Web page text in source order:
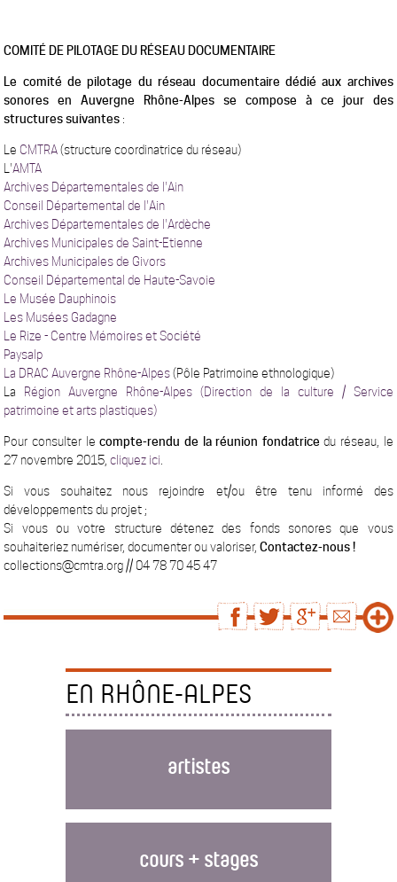
COMITÉ DE PILOTAGE DU RÉSEAU DOCUMENTAIRE
Le comité de pilotage du réseau documentaire dédié aux archives
sonores en Auvergne Rhône-Alpes se compose à ce jour des
structures suivantes :
LeCMTRA(structure coordinatrice du réseau)
L'AMTA
Archives Départementales de l'Ain
Conseil Départemental de l'Ain
Archives Départementales de l'Ardèche
Archives Municipales de Saint-Etienne
Archives Municipales de Givors
Conseil Départemental de Haute-Savoie
Le Musée Dauphinois
Les Musées Gadagne
Le Rize - Centre Mémoires et Société
Paysalp
La DRAC Auvergne Rhône-Alpes(Pôle Patrimoine ethnologique)
La Région Auvergne Rhône-Alpes (Direction de la culture / Service
patrimoine et arts plastiques)
Pour consulter lecompte-rendu de la réunion fondatrice du réseau, le
27 novembre 2015,cliquez ici
Si vous souhaitez nous rejoindre et/ou être tenu informé des
développements du projet ;
Si vous ou votre structure détenez des fonds sonores que vous
souhaiteriez numériser, documenter ou valoriser,Contactez-nous !
collections@cmtra.org // 04 78 70 45 47
EN RHÔNE-ALPES
artistes
cours + stages